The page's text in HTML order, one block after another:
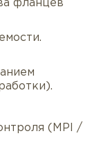
фланцев
(MPI /